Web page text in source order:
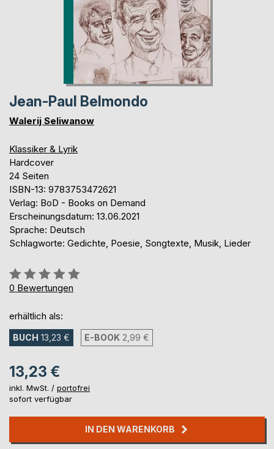
Jean-Paul Belmondo
Walerij Seliwanow
Klassiker & Lyrik
Hardcover
24 Seiten
ISBN-13: 9783753472621
Verlag: BoD - Books on Demand
Erscheinungsdatum: 13.06.2021
Sprache: Deutsch
Schlagworte: Gedichte, Poesie, Songtexte, Musik, Lieder
Bewertung::
0%
0 Bewertungen
erhältlich als:
BUCH 13,23 € E-BOOK 2,99 €
13,23 €
inkl. MwSt. / portofrei
sofort verfügbar
IN DEN WARENKORB